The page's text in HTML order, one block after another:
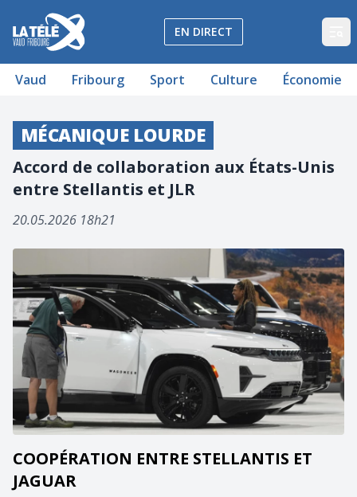
La Télé - Télévision régionale Vaud et Fribourg
EN DIRECT
Vaud Fribourg Sport Culture Économie
MÉCANIQUE LOURDE
Accord de collaboration aux États-Unis
entre Stellantis et JLR
20.05.2026 18h21
COOPÉRATION ENTRE STELLANTIS ET
JAGUAR